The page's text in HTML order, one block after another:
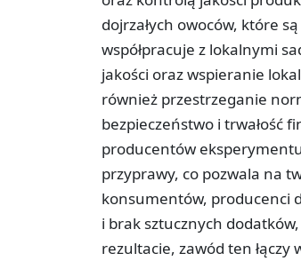
dojrzałych owoców, które
współpracuje z lokalnymi
jakości oraz wspieranie
również przestrzeganie
bezpieczeństwo i trwałość
producentów
przyprawy, co pozwala na
konsumentów, producenci
i brak sztucznych
rezultacie, zawód ten